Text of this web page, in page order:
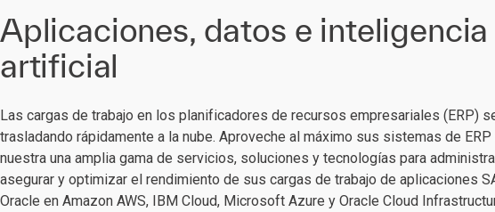
Aplicaciones, datos e inteligencia
artificial
Las cargas de trabajo en los planificadores de recursos empresariales (ERP)
trasladando rápidamente a la nube. Aproveche al máximo sus sistemas de ERP
nuestra una amplia gama de servicios, soluciones y tecnologías para
asegurar y optimizar el rendimiento de sus cargas de trabajo de aplicaciones
Oracle en Amazon AWS, IBM Cloud, Microsoft Azure y Oracle Cloud